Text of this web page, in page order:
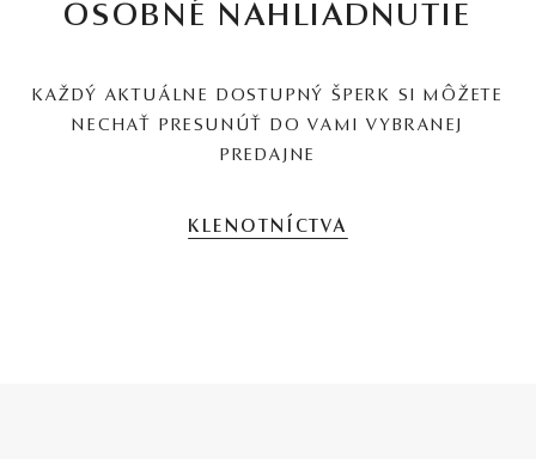
OSOBNÉ NAHLIADNUTIE
KAŽDÝ AKTUÁLNE DOSTUPNÝ ŠPERK SI MÔŽETE
NECHAŤ PRESUNÚŤ DO VAMI VYBRANEJ
PREDAJNE
KLENOTNÍCTVA